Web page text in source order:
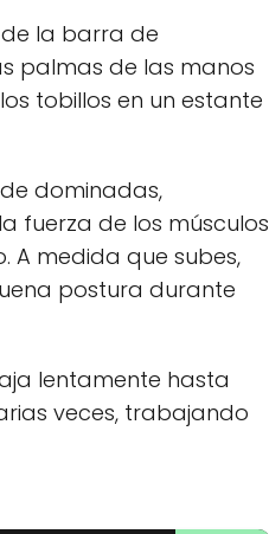
la barra de
palmas de las manos
tobillos en un estante
dominadas,
fuerza de los músculos
A medida que subes,
postura durante
lentamente hasta
veces, trabajando